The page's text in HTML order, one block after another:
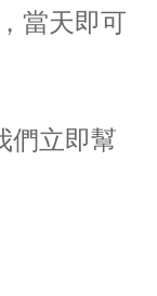
當天即可
們立即幫